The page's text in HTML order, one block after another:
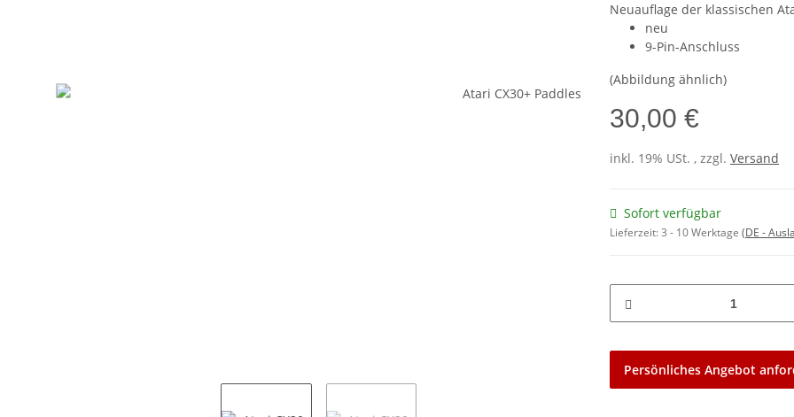
Neuauflage der klassischen
neu
9-Pin-Anschluss
(Abbildung ähnlich)
30,00 €
inkl. 19% USt. , zzgl. Versand
Sofort verfügbar
Lieferzeit:3 - 10 Werktage (DE -
Persönliches Angebot